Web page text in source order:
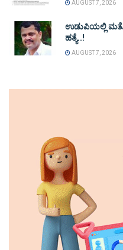
AUGUST 7, 2026
ಉಡುಪಿಯಲ್ಲಿ
ಹತ್ಯೆ..!
AUGUST 7, 2026